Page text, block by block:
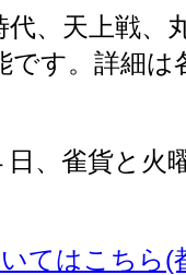
代、天上戦
です。詳細
日、雀貨と
てはこちら(